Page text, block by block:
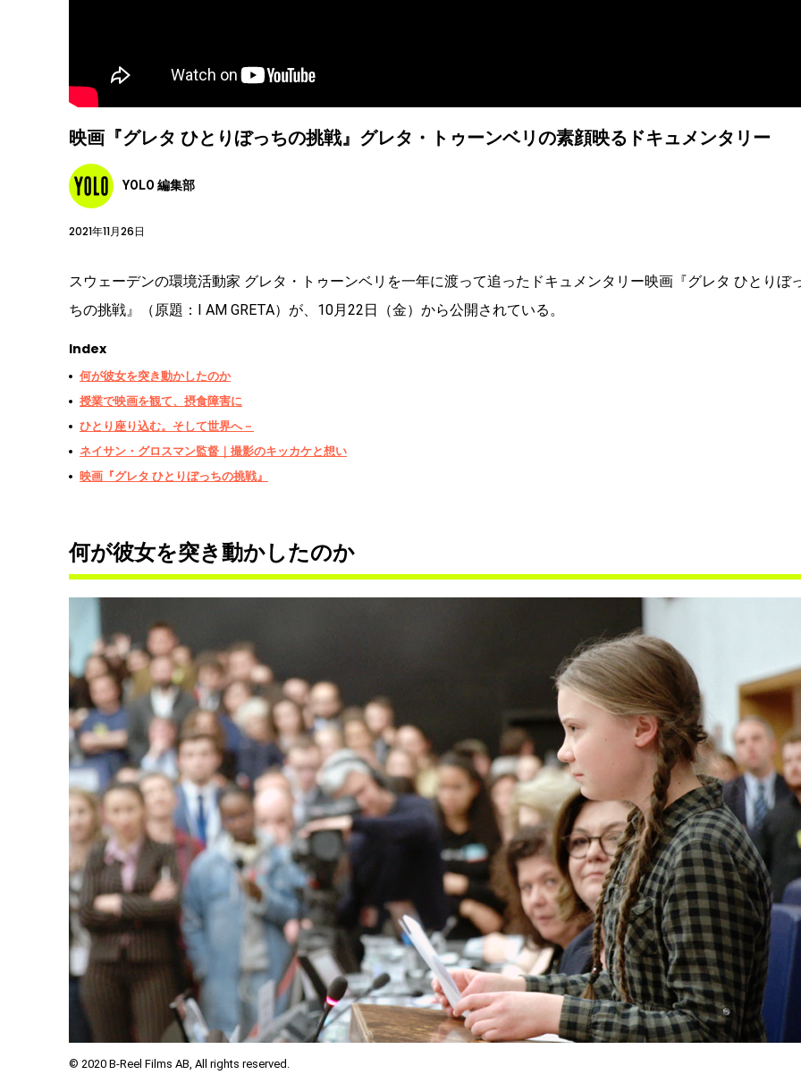
映画『グレタ ひとりぼっちの挑戦』グレタ・トゥーンベリの素顔映るドキュメンタリー
YOLO 編集部
2021年11月26日
スウェーデンの環境活動家 グレタ・トゥーンベリを一年に渡って追ったドキュメンタリー映画『グレタ ひとりぼ
ちの挑戦』（原題：I AM GRETA）が、10月22日（金）から公開されている。
Index
何が彼女を突き動かしたのか
授業で映画を観て、摂食障害に
ひとり座り込む。そして世界へ－
ネイサン・グロスマン監督｜撮影のキッカケと想い
映画『グレタ ひとりぼっちの挑戦』
何が彼女を突き動かしたのか
© 2020 B-Reel Films AB, All rights reserved.